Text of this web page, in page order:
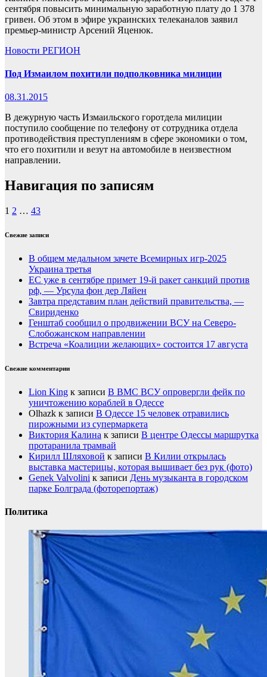
сентября повысить минимальную заработную плату до 1 378
гривен. Об этом в эфире украинских телеканалов заявил
премьер-министр Арсений Яценюк.
Новости РЕГИОН
Под Измаилом похитили подполковника милиции
08.31.2015
В дежурную часть Измаильского горотдела милиции
поступило сообщение по телефону от сотрудника отдела
противодействия преступлениям в сфере экономики о том,
что его похитили и везут на автомобиле в неизвестном
направлении.
Навигация по записям
1 2 … 43
Свежие записи
В общем медальном зачете Всемирных игр-2025
Украина третья
ЕС уже в сентябре примет 19-й ракет санкций против
рф, — Урсула фон дер Ляйен
Завтра представим план действий правительства, —
Свириденко
Генштаб сообщил о продвижении ВСУ на Северо-
Слобожанском направлении
Встреча «Коалиции желающих» состоится 17 августа
Свежие комментарии
Lion King к записи В ВМС ВСУ опровергли фейк по
уничтожению кораблей в Одессе
Olhazk к записи В Одессе 15 человек отравились
пирожными из супермаркета
Виктория Калина к записи В центре Одессы маршрутка
протаранила трамвай
Кирилл Шляховой к записи В Килии открылась
выставка мастерицы, которая вышивает без рук (фото)
Genek Valvolini к записи День музыканта в городском
парке Болграда (фоторепортаж)
Политика